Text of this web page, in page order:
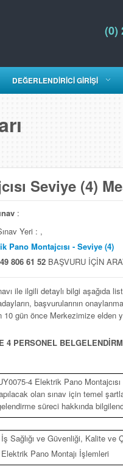
(0)
DEĞERLENDİRİCİ GİRİŞİ
Seviye (4)
:
Yeri : ,
Pano Montajcısı - Seviye (4)
806 61 52BAŞVURU İÇİN
ile ilgili detaylı bilgi aşağıda
başvurularının
10 gün önce Merkezimize elden
4 PERSONEL
4 Elektrik Pano
olan sınav için temel
süreci hakkında
Sağlığı ve Güvenliği, Kalite ve
Pano Montajı İşlemleri